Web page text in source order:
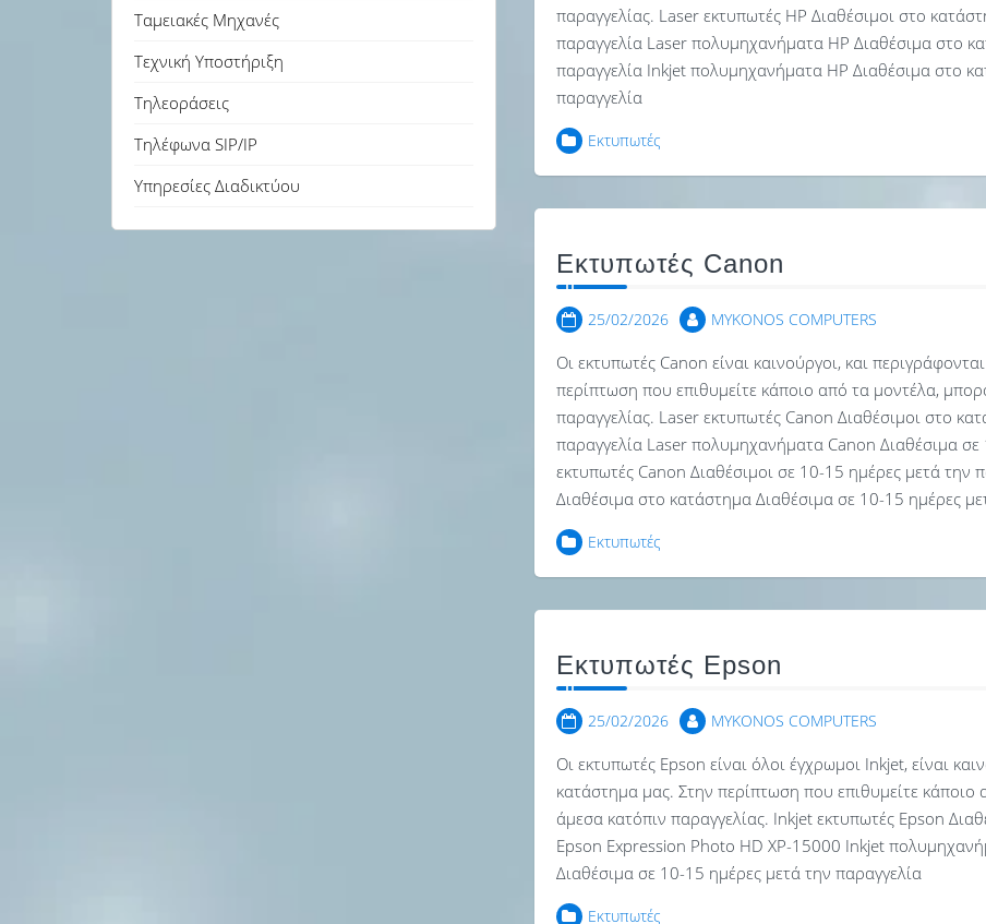
παραγγελίας. Laser εκτυπωτές HP Διαθέσιμοι στο
παραγγελία Laser πολυμηχανήματα HP Διαθέσιμα στο
παραγγελία Inkjet πολυμηχανήματα HP Διαθέσιμα στο
παραγγελία
Εκτυπωτές
Εκτυπωτές Canon
25/02/2026 MYKONOS COMPUTERS
Οι εκτυπωτές Canon είναι καινούργοι, και
περίπτωση που επιθυμείτε κάποιο από τα μοντέλα,
παραγγελίας. Laser εκτυπωτές Canon Διαθέσιμοι στο
παραγγελία Laser πολυμηχανήματα Canon Διαθέσιμα
εκτυπωτές Canon Διαθέσιμοι σε 10-15 ημέρες μετά
Διαθέσιμα στο κατάστημα Διαθέσιμα σε 10-15 ημέρες
Εκτυπωτές
Εκτυπωτές Epson
25/02/2026 MYKONOS COMPUTERS
Οι εκτυπωτές Epson είναι όλοι έγχρωμοι Inkjet, είναι
κατάστημα μας. Στην περίπτωση που επιθυμείτε
άμεσα κατόπιν παραγγελίας. Inkjet εκτυπωτές Epson
Epson Expression Photo HD XP-15000 Inkjet
Διαθέσιμα σε 10-15 ημέρες μετά την παραγγελία
Εκτυπωτές
Ταμειακές Μηχανές
Τεχνική Υποστήριξη
Τηλεοράσεις
Τηλέφωνα SIP/IP
Υπηρεσίες Διαδικτύου